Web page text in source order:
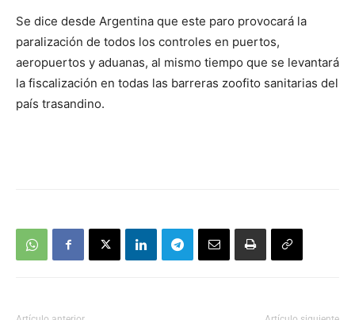
Se dice desde Argentina que este paro provocará la
paralización de todos los controles en puertos,
aeropuertos y aduanas, al mismo tiempo que se levantará
la fiscalización en todas las barreras zoofito sanitarias del
país trasandino.